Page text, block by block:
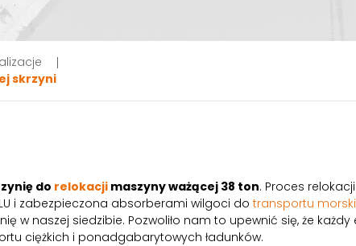
skrzyni
do relokacji maszyny ważącej 38 ton. Proces
i zabezpieczona absorberami wilgoci do transportu
w naszej siedzibie. Pozwoliło nam to upewnić się, że
ciężkich i ponadgabarytowych ładunków.